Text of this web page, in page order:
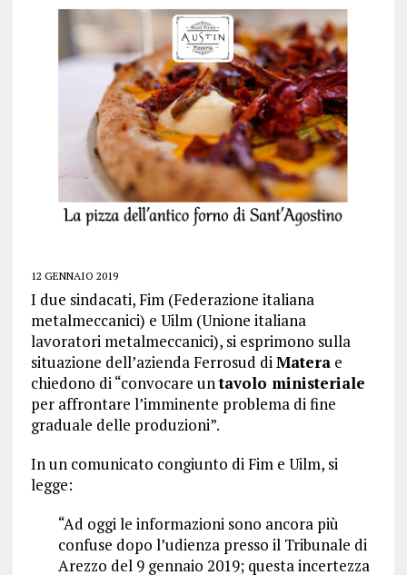
12 GENNAIO 2019
I due sindacati, Fim (Federazione italiana
metalmeccanici) e Uilm (Unione italiana
lavoratori metalmeccanici), si esprimono sulla
situazione dell’azienda Ferrosud diMaterae
chiedono di “convocare untavolo ministeriale
per affrontare l’imminente problema di fine
graduale delle produzioni”.
In un comunicato congiunto di Fim e Uilm, si
legge:
“Ad oggi le informazioni sono ancora più
confuse dopo l’udienza presso il Tribunale di
Arezzo del 9 gennaio 2019; questa incertezza